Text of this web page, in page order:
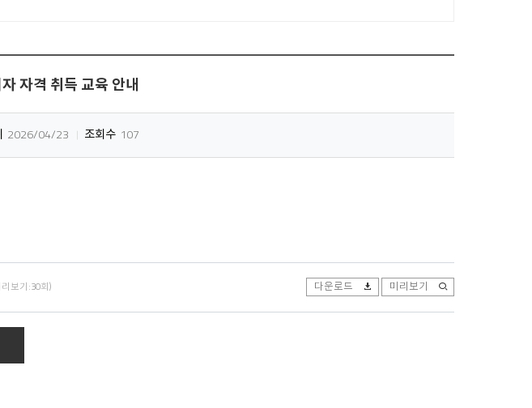
자격 취득 교육 안내
2026/04/23 조회수 107
보기:30회) 다운로드 미리보기